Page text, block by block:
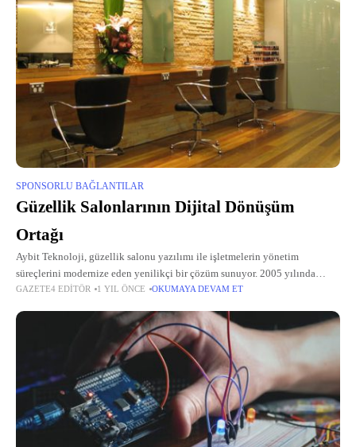
SPONSORLU BAĞLANTILAR
Güzellik Salonlarının Dijital Dönüşüm
Ortağı
Aybit Teknoloji, güzellik salonu yazılımı ile işletmelerin yönetim
süreçlerini modernize eden yenilikçi bir çözüm sunuyor. 2005 yılında
Kocaeli’de kurulan firma, bugün Bilişim Vadisi’nde faaliyetlerini
GAZETE4 EDITÖR 1 YIL ÖNCE OKUMAYA DEVAM ET